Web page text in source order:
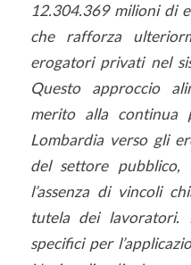
12.304.369 milioni di
che rafforza
erogatori privati nel
Questo approccio
merito alla continua
Lombardia verso gli
del settore pubblico,
l’assenza di vincoli
tutela dei lavoratori.
specifici per